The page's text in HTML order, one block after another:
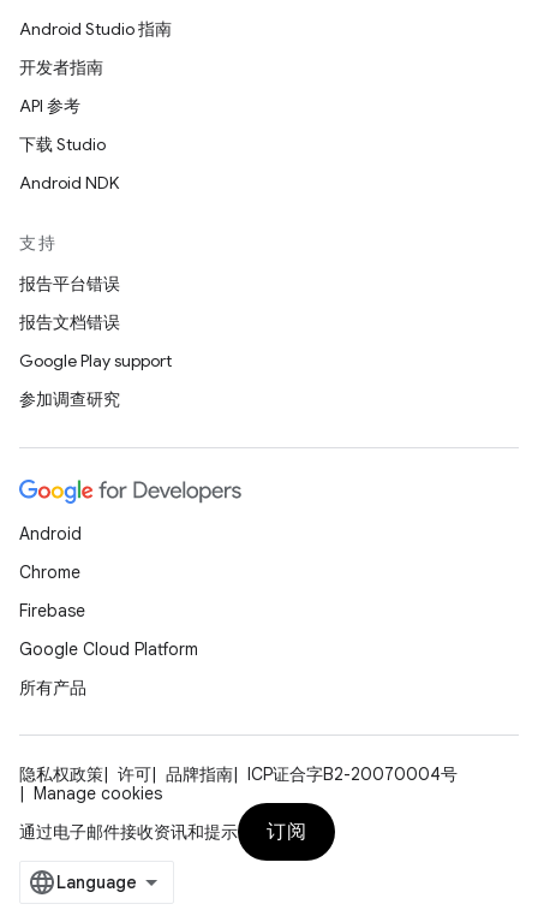
Android Studio 指南
开发者指南
API 参考
下载 Studio
Android NDK
支持
报告平台错误
报告文档错误
Google Play support
参加调查研究
Android
Chrome
Firebase
Google Cloud Platform
所有产品
隐私权政策 许可 品牌指南
ICP证合字B2-20070004号
Manage cookies
通过电子邮件接收资讯和提示
订阅